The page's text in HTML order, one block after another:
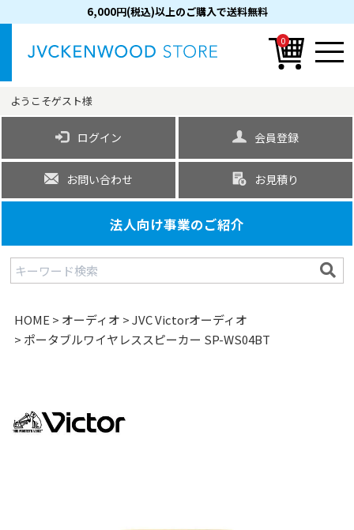
6,000円(税込)以上のご購入で送料無料
0
ようこそゲスト様
ログイン 会員登録
お問い合わせ お見積り
法人向け事業のご紹介
HOME オーディオ
JVC Victorオーディオ
ポータブルワイヤレススピーカー SP-WS04BT